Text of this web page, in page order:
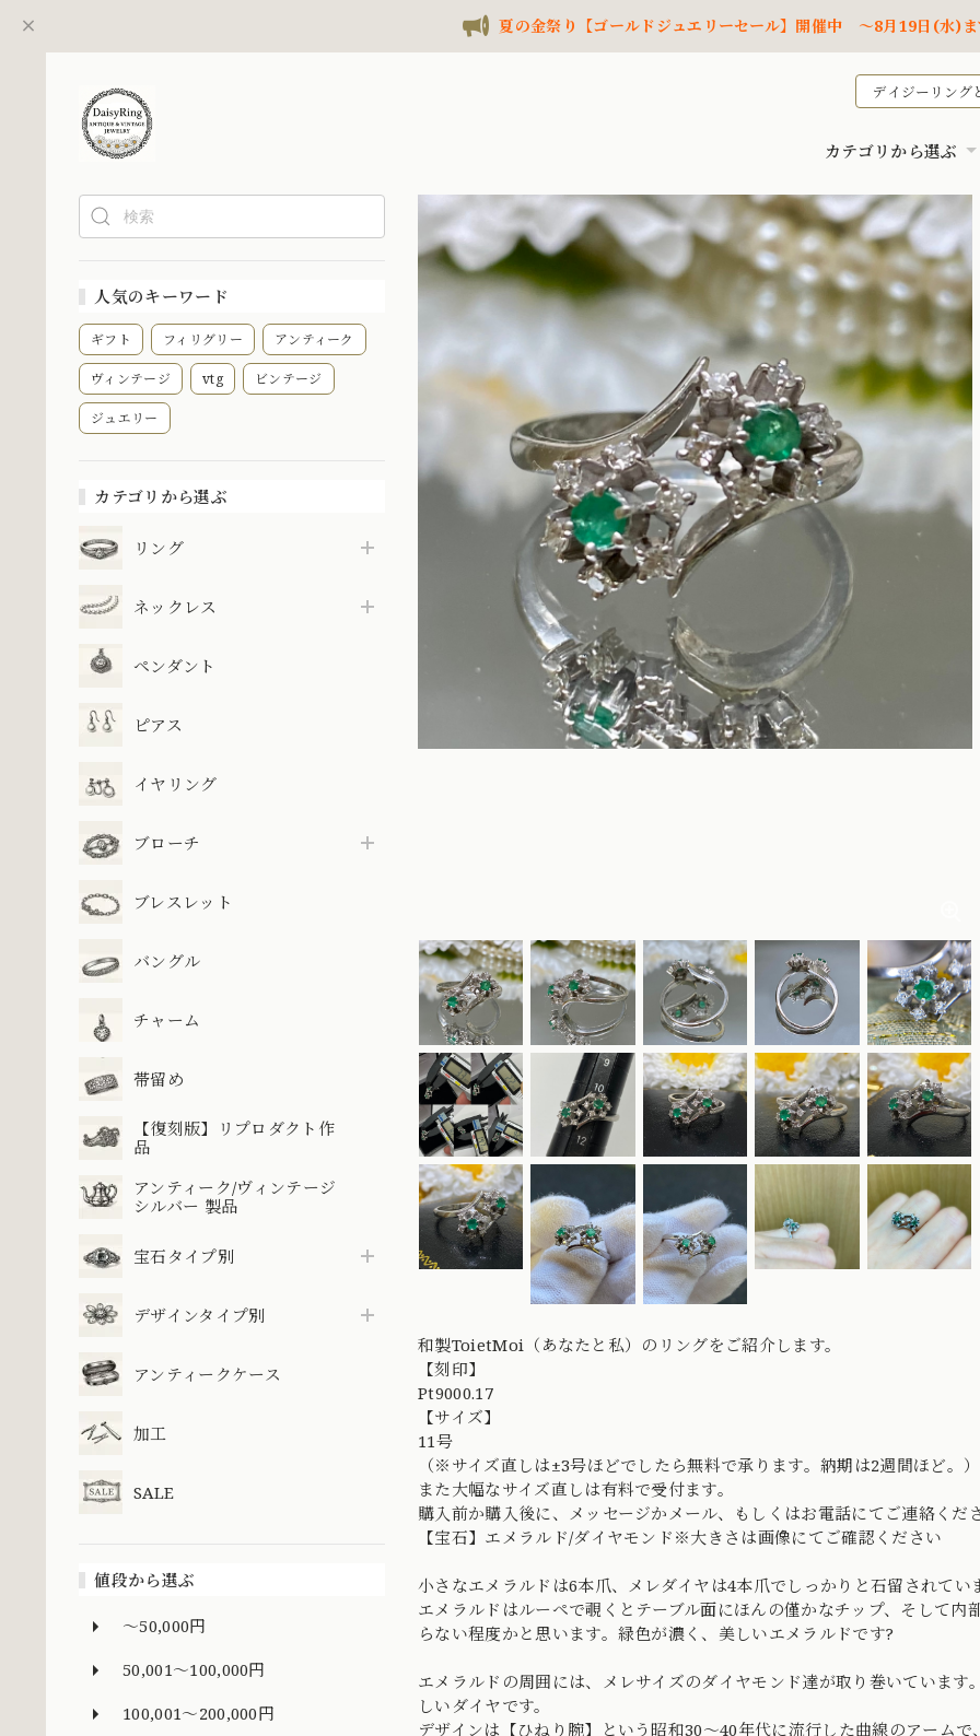
夏の金祭り【ゴールドジュエリーセール】開催中 ～8月19日(水)
デイジーリング
カテゴリから選ぶ
人気のキーワード
ギフト フィリグリー アンティーク
ヴィンテージ vtg ビンテージ
ジュエリー
カテゴリから選ぶ
リング
ネックレス
ペンダント
ピアス
イヤリング
ブローチ
ブレスレット
バングル
チャーム
帯留め
【復刻版】リプロダクト作
品
アンティーク/ヴィンテージ
シルバー 製品
宝石タイプ別
デザインタイプ別
アンティークケース
加工
SALE
値段から選ぶ
～50,000円
50,001～100,000円
100,001～200,000円
和製ToietMoi（あなたと私）のリングをご紹介します。
【刻印】
Pt9000.17
【サイズ】
11号
（※サイズ直しは±3号ほどでしたら無料で承ります。納期は2週間ほど。）
また大幅なサイズ直しは有料で受付ます。
購入前か購入後に、メッセージかメール、もしくはお電話にてご連絡くだ
【宝石】エメラルド/ダイヤモンド※大きさは画像にてご確認ください
小さなエメラルドは6本爪、メレダイヤは4本爪でしっかりと石留されてい
エメラルドはルーペで覗くとテーブル面にほんの僅かなチップ、そして
らない程度かと思います。緑色が濃く、美しいエメラルドです?
エメラルドの周囲には、メレサイズのダイヤモンド達が取り巻いていま
しいダイヤです。
デザインは【ひねり腕】という昭和30〜40年代に流行した曲線のアーム